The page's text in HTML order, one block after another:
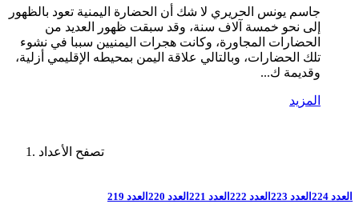
جاسم يونس الحريري لا شك أن الحضارة اليمنية تعود بالظهور
إلى نحو خمسة آلاف سنة، وقد سبقت ظهور العديد من
الحضارات المجاورة، وكانت هجرات اليمنيين سببا في نشوء
تلك الحضارات، وبالتالي علاقة اليمن بمحيطه الإقليمي أزلية،
وقديمة ك...
المزيد
تصفح الأعداد
العدد 224 العدد 223 العدد 222 العدد 221 العدد 220 العدد 219